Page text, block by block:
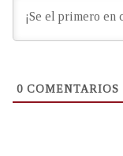
0 COMENTARIOS